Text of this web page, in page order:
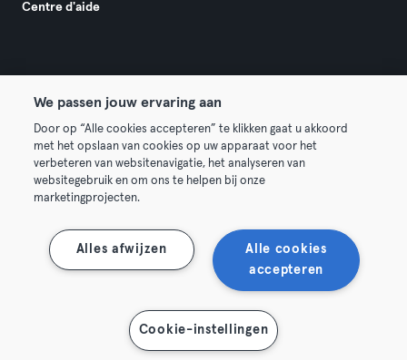
Centre d'aide
© 2026 Urban Sports Group GmbH. All rights reserved.
Conditions générales Politique de confidentialité
Mentions légales
Se rétracter ici
We passen jouw ervaring aan
Door op “Alle cookies accepteren” te klikken gaat u akkoord
met het opslaan van cookies op uw apparaat voor het
verbeteren van websitenavigatie, het analyseren van
websitegebruik en om ons te helpen bij onze
marketingprojecten.
Alle cookies
accepteren
Alles afwijzen
Cookie-instellingen